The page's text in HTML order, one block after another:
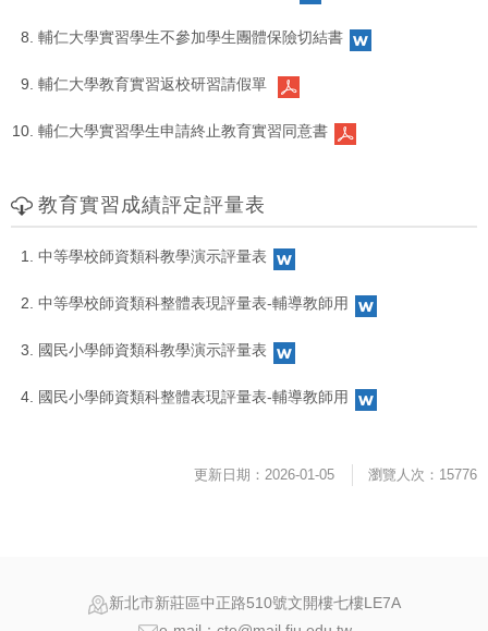
輔仁大學實習學生不參加學生團體保險切結書
輔仁大學教育實習返校研習請假單
輔仁大學實習學生申請終止教育實習同意書
教育實習成績評定評量表
中等學校師資類科教學演示評量表
中等學校師資類科整體表現評量表-輔導教師用
國民小學師資類科教學演示評量表
國民小學師資類科整體表現評量表-輔導教師用
更新日期：2026-01-05 瀏覽人次：15776
新北市新莊區中正路510號文開樓七樓LE7A